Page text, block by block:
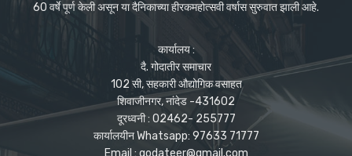
60 वर्षे पूर्ण केली असून या दैनिकाच्या हीरकमहोत्सवी वर्षास सुरुवात झाली आहे.
कार्यालय :
दै. गोदातीर समाचार
102 सी, सहकारी औद्योगिक वसाहत
शिवाजीनगर, नांदेड -431602
दूरध्वनी : 02462- 255777
कार्यालयीन Whatsapp: 97633 71777
Email : godateer@gmail.com